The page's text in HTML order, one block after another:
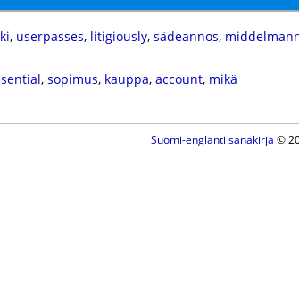
, userpasses, litigiously, sädeannos,
, sopimus, kauppa, account, mikä
Suomi-englanti sanakirja ©